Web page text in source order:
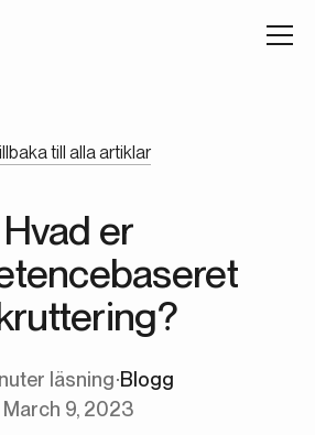
till alla artiklar
Hvad er
läsning∙Blogg
March 9, 2023